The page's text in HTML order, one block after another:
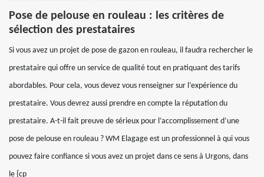
Pose de pelouse en rouleau : les critères de
sélection des prestataires
Si vous avez un projet de pose de gazon en rouleau, il faudra rechercher le
prestataire qui offre un service de qualité tout en pratiquant des tarifs
abordables. Pour cela, vous devez vous renseigner sur l’expérience du
prestataire. Vous devrez aussi prendre en compte la réputation du
prestataire. A-t-il fait preuve de sérieux pour l’accomplissement d’une
pose de pelouse en rouleau ? WM Elagage est un professionnel à qui vous
pouvez faire confiance si vous avez un projet dans ce sens à Urgons, dans
le {cp